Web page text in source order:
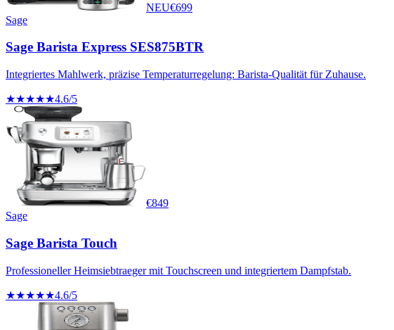
NEU€699
Sage
Sage Barista Express SES875BTR
Integriertes Mahlwerk, präzise Temperaturregelung: Barista-Qualität für Zuhause.
★★★★★4.6/5
€849
Sage
Sage Barista Touch
Professioneller Heimsiebtraeger mit Touchscreen und integriertem Dampfstab.
★★★★★4.6/5